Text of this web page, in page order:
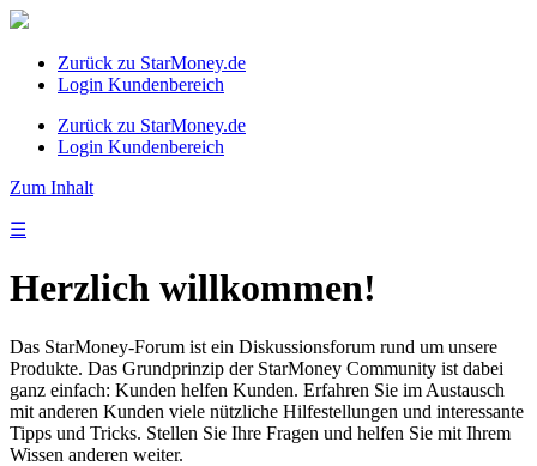
Zurück zu StarMoney.de
Login Kundenbereich
Zurück zu StarMoney.de
Login Kundenbereich
Zum Inhalt
☰
Herzlich willkommen!
Das StarMoney-Forum ist ein Diskussionsforum rund um unsere
Produkte. Das Grundprinzip der StarMoney Community ist dabei
ganz einfach: Kunden helfen Kunden. Erfahren Sie im Austausch
mit anderen Kunden viele nützliche Hilfestellungen und interessante
Tipps und Tricks. Stellen Sie Ihre Fragen und helfen Sie mit Ihrem
Wissen anderen weiter.